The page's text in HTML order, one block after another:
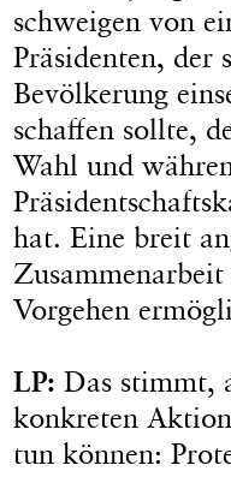
schweigen von
Präsidenten, der
Bevölkerung
schaffen sollte,
Wahl und
hat. Eine breit
Zusammenarbeit
Vorgehen
LP:Das stimmt,
konkreten
tun können: